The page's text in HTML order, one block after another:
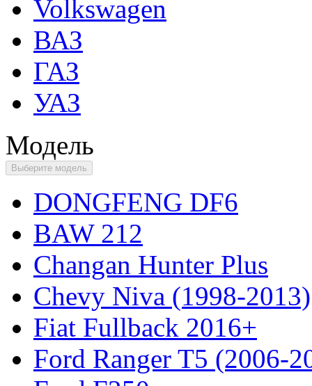
Volkswagen
ВАЗ
ГАЗ
УАЗ
Модель
Выберите модель
DONGFENG DF6
BAW 212
Changan Hunter Plus
Chevy Niva (1998-2013)
Fiat Fullback 2016+
Ford Ranger T5 (2006-